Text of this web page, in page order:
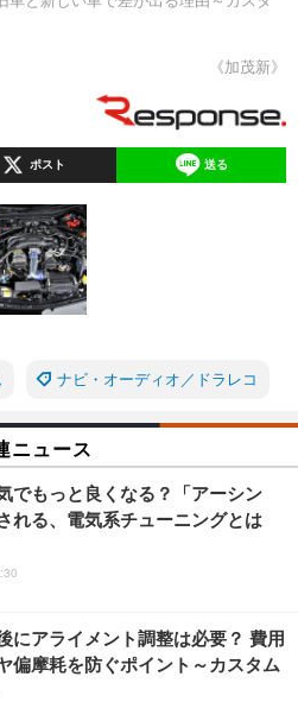
《加茂新》
ポスト 送る
ナビ・オーディオ／ドラレコ
ニュース
でもっと良くなる？「アーシン
れる、電気系チューニングとは
にアライメント調整は必要？ 費用
偏摩耗を防ぐポイント～カスタム